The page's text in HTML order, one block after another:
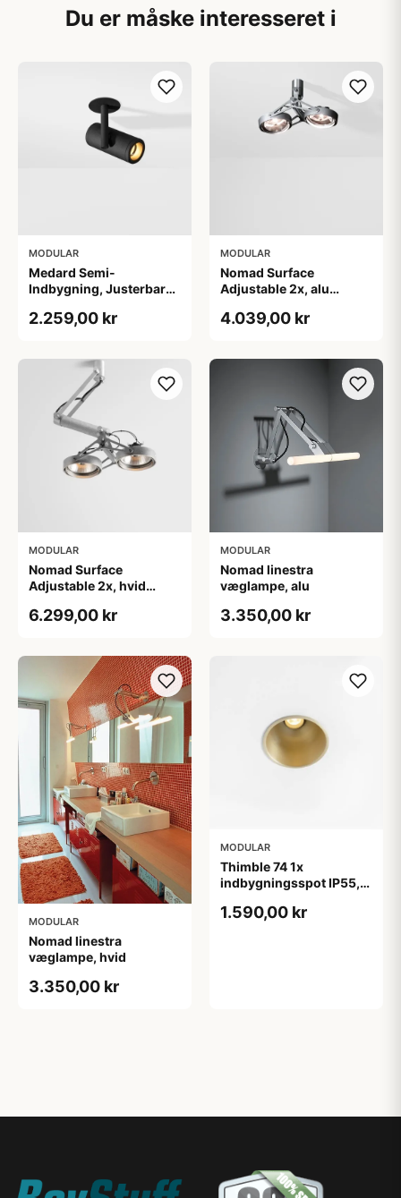
Du er måske interesseret i
MODULAR
Medard Semi-
Indbygning, Justerbar
2.259,00 kr
MODULAR
Nomad Surface
Adjustable 2x, alu
4.039,00 kr
MODULAR
Nomad Surface
Adjustable 2x, hvid
6.299,00 kr
MODULAR
Nomad linestra
væglampe, alu
3.350,00 kr
MODULAR
Nomad linestra
væglampe, hvid
3.350,00 kr
MODULAR
Thimble 74 1x
indbygningsspot IP55,
1.590,00 kr